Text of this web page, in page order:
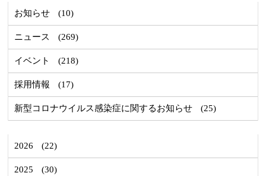
お知らせ (10)
ニュース (269)
イベント (218)
採用情報 (17)
新型コロナウイルス感染症に関するお知らせ (25)
2026 (22)
2025 (30)